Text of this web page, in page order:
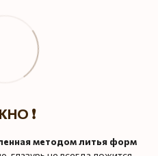
❗️
методом литья форм